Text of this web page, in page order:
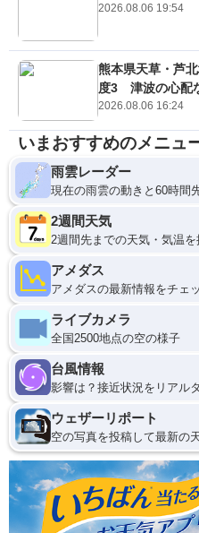
2026.08.06 19:54
熊本県天草・芦
度3 津波の心配
2026.08.06 16:24
いまおすすめのメニュ
雨雲レーダー
現在の雨雲の動きと60時間
2週間天気
2週間先までの天気・気温を
アメダス
アメダスの最新情報をチェ
ライブカメラ
全国2500地点の空の様子
台風情報
影響は？接近状況をリアル
ウェザーリポート
空の写真を投稿して最新の